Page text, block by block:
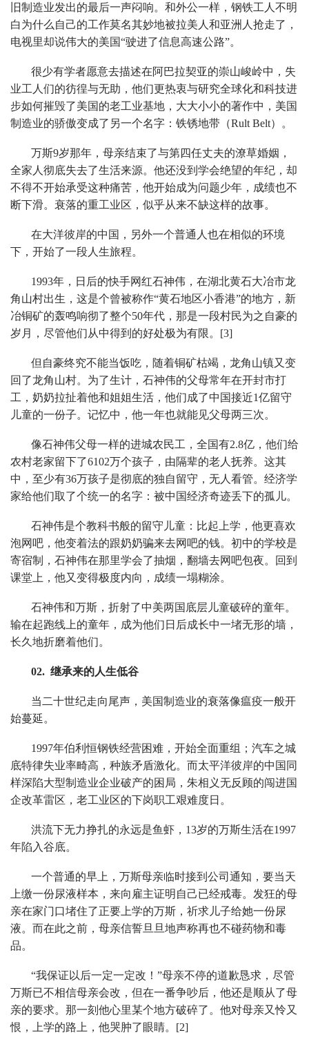
旧制造业发出的最后一声闷响。和外公一样，钢铁工人不明
白为什么自己的工作莫名其妙地被拉美人和亚洲人抢走了，
电视里却说伟大的美国“驶进了信息高速公路”。
很少有学者愿意去描述在阿巴拉契亚的崇山峻岭中，失
业工人们的彷徨与无助，他们更热衷与研究全球化和科技进
步如何摧毁了美国的老工业基地，大大小小的著作中，美国
制造业的骄傲变成了另一个名字：铁锈地带（Rult Belt）。
万斯9岁那年，母亲结束了与第四任丈夫的潦草婚姻，
全家人彻底失去了生活来源。他还没到学会绝望的年纪，却
不得不开始承受这种痛苦，他开始成为问题少年，成绩也不
断下滑。衰落的重工业区，似乎从来不缺这样的故事。
在大洋彼岸的中国，另外一个普通人也在相似的环境
下，开始了一段人生旅程。
1993年，日后的快手网红石神伟，在湖北黄石大冶市龙
角山村出生，这是个曾被称作“黄石地区小香港”的地方，新
冶铜矿的轰鸣响彻了整个50年代，那是一段村民为之自豪的
岁月，尽管他们从中得到的好处极为有限。[3]
但自豪终究不能当饭吃，随着铜矿枯竭，龙角山镇又变
回了龙角山村。为了生计，石神伟的父母常年在开封市打
工，奶奶拉扯着他和姐姐生活，他们成了中国接近1亿留守
儿童的一份子。记忆中，他一年也就能见父母两三次。
像石神伟父母一样的进城农民工，全国有2.8亿，他们给
农村老家留下了6102万个孩子，由隔辈的老人抚养。这其
中，至少有36万孩子是彻底的独自留守，无人看管。经济学
家给他们取了个统一的名字：被中国经济奇迹丢下的孤儿。
石神伟是个教科书般的留守儿童：比起上学，他更喜欢
泡网吧，他变着法的跟奶奶骗来去网吧的钱。初中的学校是
寄宿制，石神伟在那里学会了抽烟，翻墙去网吧包夜。回到
课堂上，他又变得极度内向，成绩一塌糊涂。
石神伟和万斯，折射了中美两国底层儿童破碎的童年。
输在起跑线上的童年，成为他们日后成长中一堵无形的墙，
长久地折磨着他们。
02. 继承来的人生低谷
当二十世纪走向尾声，美国制造业的衰落像瘟疫一般开
始蔓延。
1997年伯利恒钢铁经营困难，开始全面重组；汽车之城
底特律失业率畸高，种族矛盾激化。而太平洋彼岸的中国同
样深陷大型制造业企业破产的困局，朱相义无反顾的闯进国
企改革雷区，老工业区的下岗职工艰难度日。
洪流下无力挣扎的永远是鱼虾，13岁的万斯生活在1997
年陷入谷底。
一个普通的早上，万斯母亲临时接到公司通知，要当天
上缴一份尿液样本，来向雇主证明自己已经戒毒。发狂的母
亲在家门口堵住了正要上学的万斯，祈求儿子给她一份尿
液。而在此之前，母亲信誓旦旦地声称再也不碰药物和毒
品。
“我保证以后一定一定改！”母亲不停的道歉恳求，尽管
万斯已不相信母亲会改，但在一番争吵后，他还是顺从了母
亲的要求。那一刻他心里某个地方破碎了。他对母亲又怜又
恨，上学的路上，他哭肿了眼睛。[2]